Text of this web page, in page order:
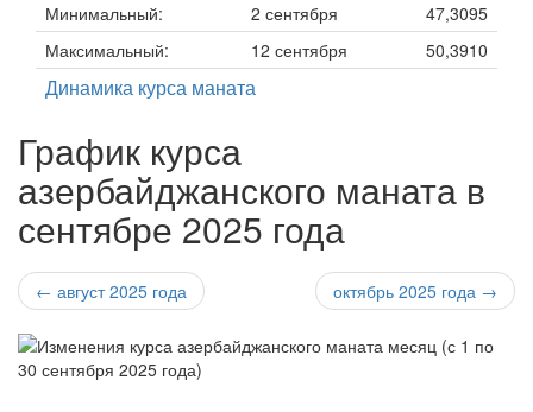
Минимальный:
2 сентября
47,3095
Максимальный:
12 сентября 50,3910
Динамика курса маната
График курса
азербайджанского маната в
сентябре 2025 года
← август 2025 года октябрь 2025 года →